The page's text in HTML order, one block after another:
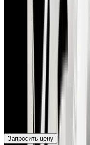
Запросить цену